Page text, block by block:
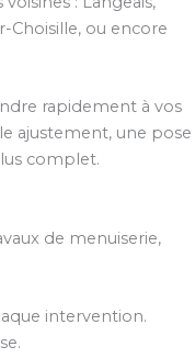
Choisille, ou encore
rapidement à vos
ajustement, une pose
complet.
de menuiserie,
intervention.